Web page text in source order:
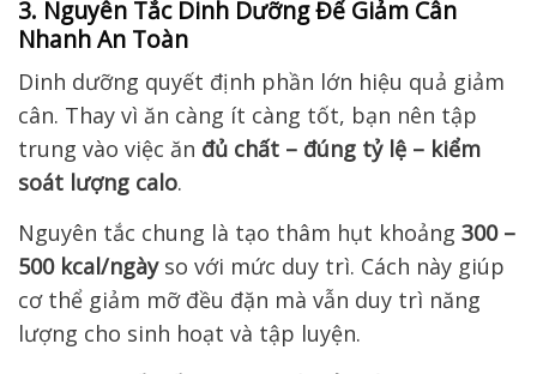
3. Nguyên Tắc Dinh Dưỡng Để Giảm Cân
Nhanh An Toàn
Dinh dưỡng quyết định phần lớn hiệu quả giảm
cân. Thay vì ăn càng ít càng tốt, bạn nên tập
trung vào việc ăn đủ chất – đúng tỷ lệ – kiểm
soát lượng calo.
Nguyên tắc chung là tạo thâm hụt khoảng 300 –
500 kcal/ngàyso với mức duy trì. Cách này giúp
cơ thể giảm mỡ đều đặn mà vẫn duy trì năng
lượng cho sinh hoạt và tập luyện.